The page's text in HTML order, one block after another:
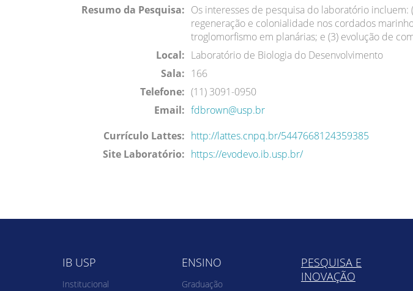
Resumo da Pesquisa: Os interesses de pesquisa do laboratório incluem:
regeneração e colonialidade nos cordados
troglomorfismo em planárias; e (3) evolução de
Local: Laboratório de Biologia do Desenvolvimento
Sala: 166
Telefone: (11) 3091-0950
Email: fdbrown@usp.br
Currículo Lattes: http://lattes.cnpq.br/5447668124359385
Site Laboratório: https://evodevo.ib.usp.br/
IB USP
Institucional
ENSINO
Graduação
PESQUISA E
INOVAÇÃO